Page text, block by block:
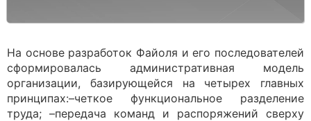
На основе разработок Файоля и его последователей
сформировалась административная модель
организации, базирующейся на четырех главных
принципах:–четкое функциональное разделение
труда; –передача команд и распоряжений сверху